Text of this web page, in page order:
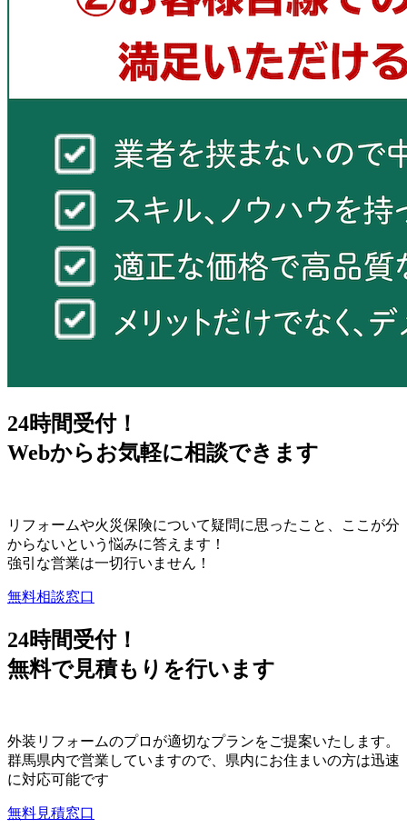
24時間受付！
Webからお気軽に相談できます
リフォームや火災保険について疑問に思ったこと、ここが分
からないという悩みに答えます！
強引な営業は一切行いません！
無料相談窓口
24時間受付！
無料で見積もりを行います
外装リフォームのプロが適切なプランをご提案いたします。
群馬県内で営業していますので、県内にお住まいの方は迅速
に対応可能です
無料見積窓口